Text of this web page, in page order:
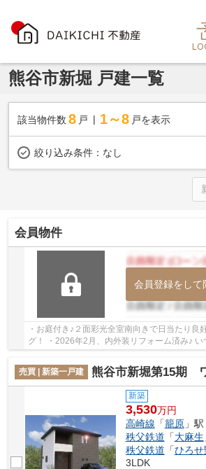
熊谷市新堀 戸建一覧
該当物件数 8 戸 1～8 戸を表示
絞り込み条件： なし
会員物件
会員登録をして
・お庭付き♪２面彩光全室南向きで日当たり良
グ！ ・2026年2月、内外装リフォーム済み♪ いつでもお気軽にお声がけ
ください♪ 駅からの送迎が必要なお客様は駅ま
売買 | 新築一戸建
熊谷市新堀第15期 ワイウッドコート 新
新築
3,530万円
高崎線 「籠原」駅
秩父鉄道 「大麻生
秩父鉄道 「ひろせ
3LDK